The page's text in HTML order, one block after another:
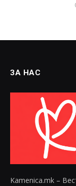
ЗА НАС
Kamenica.mk –